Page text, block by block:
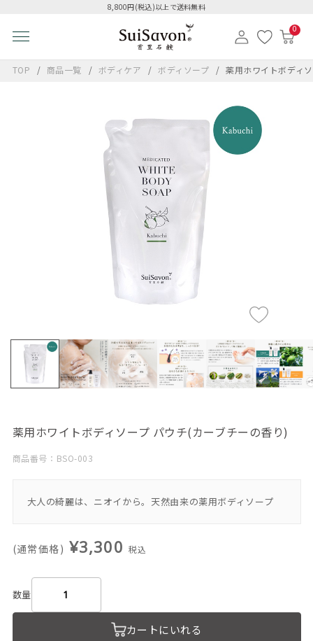
8,800円(税込)以上で送料無料
0
TOP 商品一覧 ボディケア ボディソープ 薬用ホワイトボディ
薬用ホワイトボディソープ パウチ(カーブチーの香り)
商品番号：BSO-003
大人の綺麗は、ニオイから。天然由来の薬用ボディソープ
(通常価格) ¥3,300 税込
数量
カートにいれる